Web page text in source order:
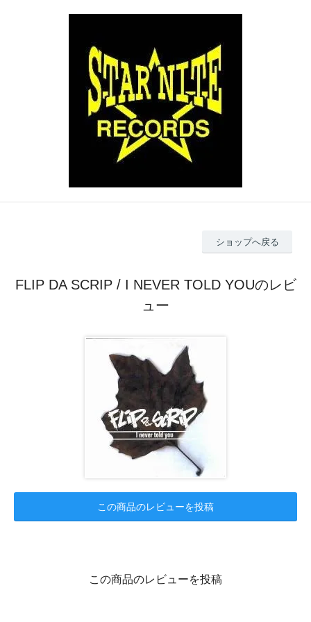
ショップへ戻る
FLIP DA SCRIP / I NEVER TOLD YOUのレビ
ュー
この商品のレビューを投稿
この商品のレビューを投稿